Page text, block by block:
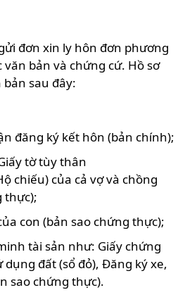
đơn xin ly hôn đơn phương
bản và chứng cứ. Hồ sơ
sau đây:
đăng ký kết hôn (bản chính);
tờ tùy thân
chiếu) của cả vợ và chồng
thực);
con (bản sao chứng thực);
tài sản như: Giấy chứng
đất (sổ đỏ), Đăng ký xe,
sao chứng thực).